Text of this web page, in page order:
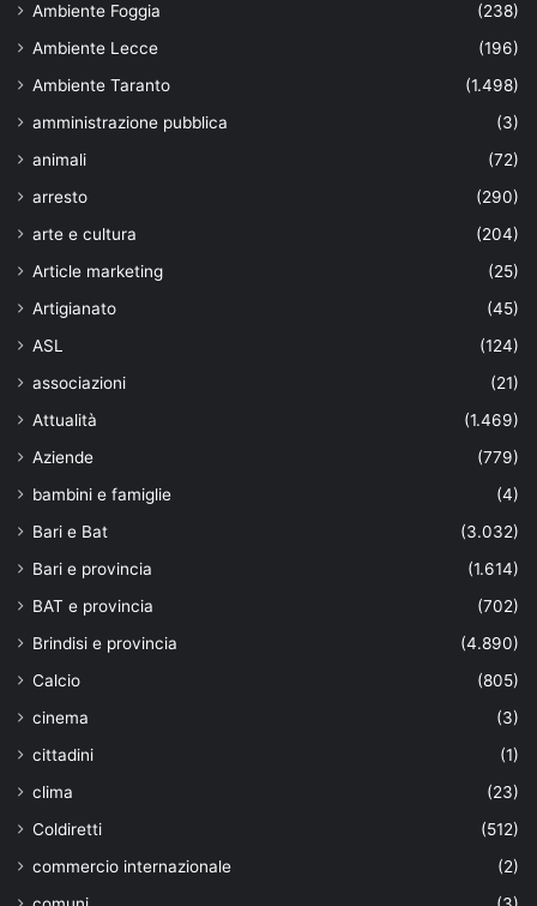
Ambiente Foggia
(238)
Ambiente Lecce
(196)
Ambiente Taranto
(1.498)
amministrazione pubblica
(3)
animali
(72)
arresto
(290)
arte e cultura
(204)
Article marketing
(25)
Artigianato
(45)
ASL
(124)
associazioni
(21)
Attualità
(1.469)
Aziende
(779)
bambini e famiglie
(4)
Bari e Bat
(3.032)
Bari e provincia
(1.614)
BAT e provincia
(702)
Brindisi e provincia
(4.890)
Calcio
(805)
cinema
(3)
cittadini
(1)
clima
(23)
Coldiretti
(512)
commercio internazionale
(2)